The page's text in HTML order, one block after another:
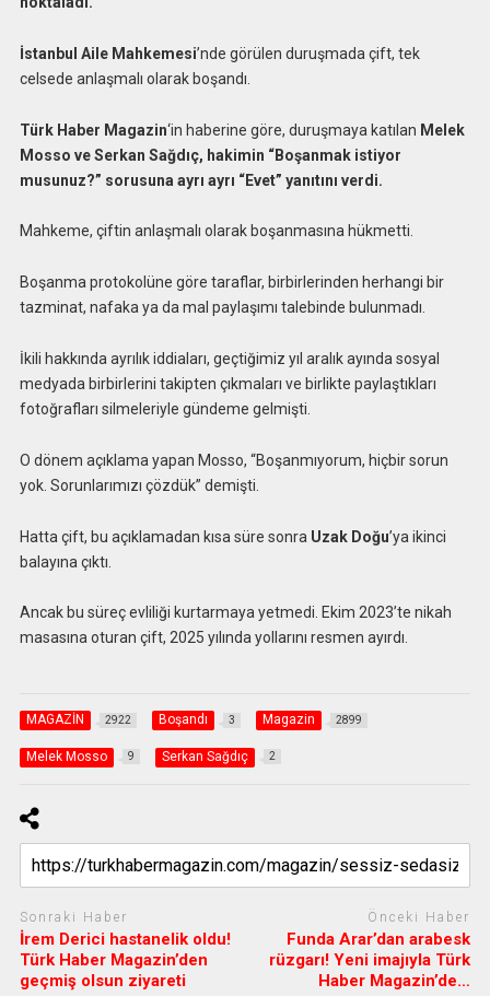
İstanbul Aile Mahkemesi’nde görülen duruşmada çift, tek
celsede anlaşmalı olarak boşandı.
Türk Haber Magazin‘in haberine göre, duruşmaya katılan Melek
Mosso ve Serkan Sağdıç, hakimin “Boşanmak istiyor
musunuz?” sorusuna ayrı ayrı “Evet” yanıtını verdi.
Mahkeme, çiftin anlaşmalı olarak boşanmasına hükmetti.
Boşanma protokolüne göre taraflar, birbirlerinden herhangi bir
tazminat, nafaka ya da mal paylaşımı talebinde bulunmadı.
İkili hakkında ayrılık iddiaları, geçtiğimiz yıl aralık ayında sosyal
medyada birbirlerini takipten çıkmaları ve birlikte paylaştıkları
fotoğrafları silmeleriyle gündeme gelmişti.
O dönem açıklama yapan Mosso, “Boşanmıyorum, hiçbir sorun
yok. Sorunlarımızı çözdük” demişti.
Hatta çift, bu açıklamadan kısa süre sonra Uzak Doğu’ya ikinci
balayına çıktı.
Ancak bu süreç evliliği kurtarmaya yetmedi. Ekim 2023’te nikah
masasına oturan çift, 2025 yılında yollarını resmen ayırdı.
MAGAZİN 2922 Boşandı 3 Magazin 2899
Melek Mosso 9 Serkan Sağdıç 2
Sonraki Haber
İrem Derici hastanelik oldu!
Türk Haber Magazin’den
geçmiş olsun ziyareti
Önceki Haber
Funda Arar’dan arabesk
rüzgarı! Yeni imajıyla Türk
Haber Magazin’de…